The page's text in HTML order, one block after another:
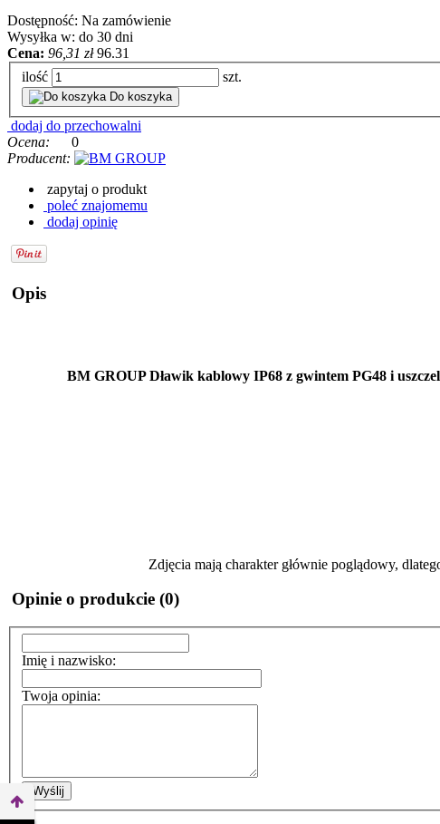
Dostępność: Na zamówienie
Wysyłka w: do 30 dni
Cena: 96,31 zł 96.31
ilość
szt.
Do koszyka
dodaj do przechowalni
Ocena:
0
Producent:
zapytaj o produkt
poleć znajomemu
dodaj opinię
Opis
BM GROUP Dławik kablowy IP68 z gwintem PG48 i
Zdjęcia mają charakter głównie poglądowy,
Opinie o produkcie (0)
Imię i nazwisko:
Twoja opinia:
Wyślij